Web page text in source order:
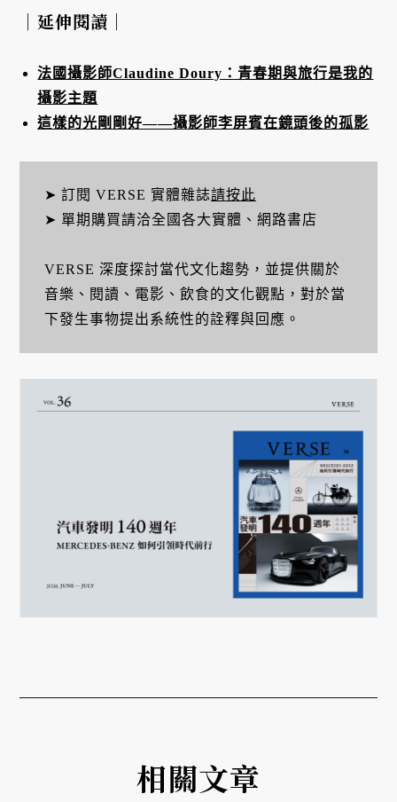
｜延伸閱讀｜
法國攝影師Claudine Doury：青春期與旅行是我的
攝影主題
這樣的光剛剛好——攝影師李屏賓在鏡頭後的孤影
➤ 訂閱 VERSE 實體雜誌請按此
➤ 單期購買請洽全國各大實體、網路書店
VERSE 深度探討當代文化趨勢，並提供關於
音樂、閱讀、電影、飲食的文化觀點，對於當
下發生事物提出系統性的詮釋與回應。
相關文章